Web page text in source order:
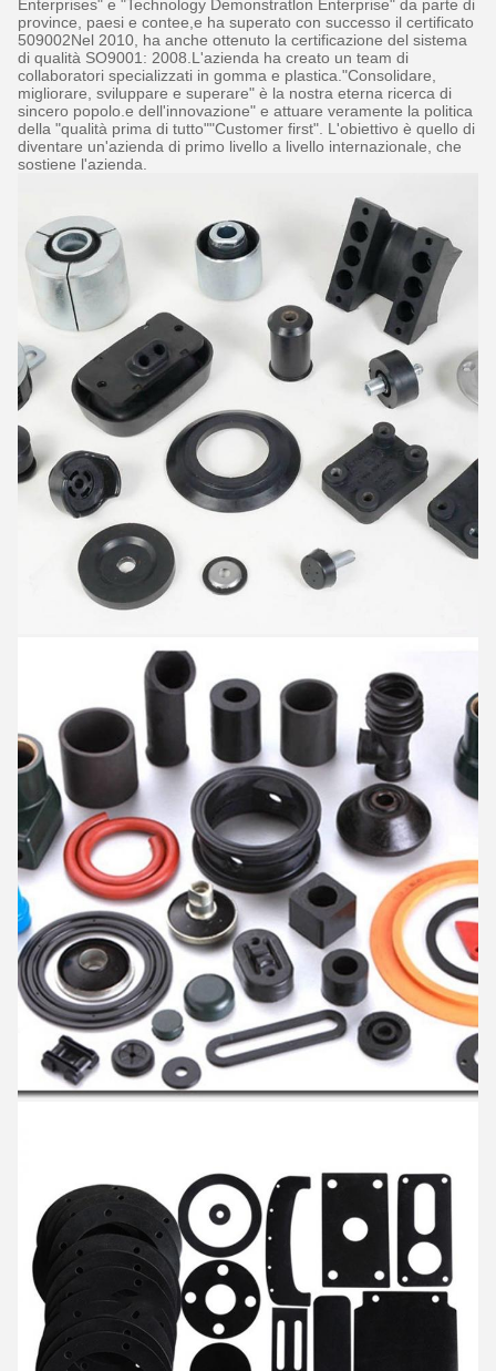
Enterprises" e "Technology Demonstratlon Enterprise" da parte di
province, paesi e contee,e ha superato con successo il certificato
509002Nel 2010, ha anche ottenuto la certificazione del sistema
di qualità SO9001: 2008.L'azienda ha creato un team di
collaboratori specializzati in gomma e plastica."Consolidare,
migliorare, sviluppare e superare" è la nostra eterna ricerca di
sincero popolo.e dell'innovazione" e attuare veramente la politica
della "qualità prima di tutto""Customer first". L'obiettivo è quello di
diventare un'azienda di primo livello a livello internazionale, che
sostiene l'azienda.